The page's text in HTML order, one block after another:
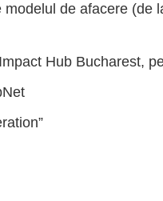
de afacere (de
Hub Bucharest,